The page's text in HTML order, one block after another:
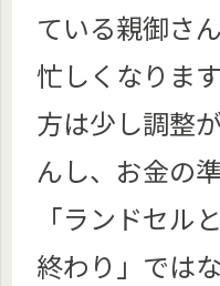
ている親御さ
忙しくなりま
方は少し調整
んし、お金の
「ランドセル
終わり」では